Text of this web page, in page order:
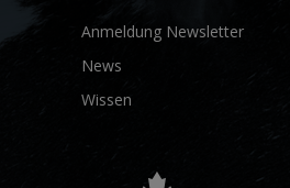
Anmeldung Newsletter
News
Wissen